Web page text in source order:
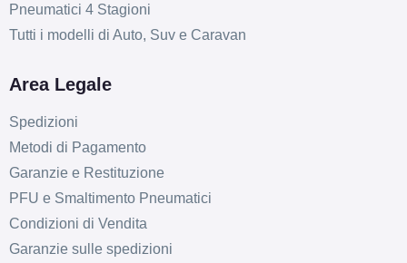
Pneumatici 4 Stagioni
Tutti i modelli di Auto, Suv e Caravan
Area Legale
Spedizioni
Metodi di Pagamento
Garanzie e Restituzione
PFU e Smaltimento Pneumatici
Condizioni di Vendita
Garanzie sulle spedizioni